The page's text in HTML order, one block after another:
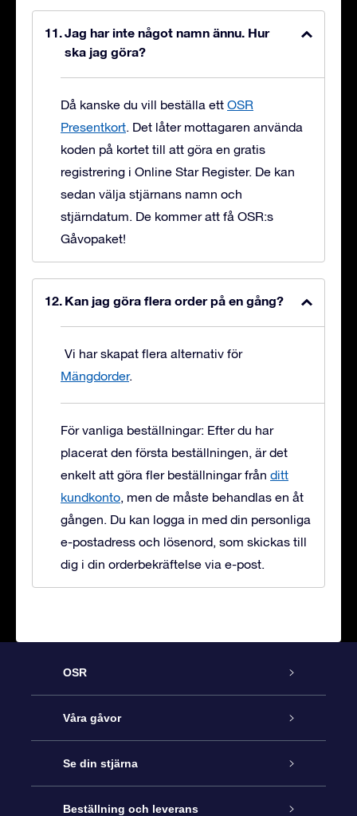
Jag har inte något namn ännu. Hur
ska jag göra?
Då kanske du vill beställa ett OSR
Presentkort. Det låter mottagaren använda
koden på kortet till att göra en gratis
registrering i Online Star Register. De kan
sedan välja stjärnans namn och
stjärndatum. De kommer att få OSR:s
Gåvopaket!
Kan jag göra flera order på en gång?
Vi har skapat flera alternativ för
Mängdorder.
För vanliga beställningar: Efter du har
placerat den första beställningen, är det
enkelt att göra fler beställningar från ditt
kundkonto, men de måste behandlas en åt
gången. Du kan logga in med din personliga
e-postadress och lösenord, som skickas till
dig i din orderbekräftelse via e-post.
OSR
Kundtjänst
Kontakta oss
Blogg
Våra gåvor
Online-Stjärngåva
OSR Gåvopaket
Se din stjärna
Stjärnregiste
Beställning och leverans